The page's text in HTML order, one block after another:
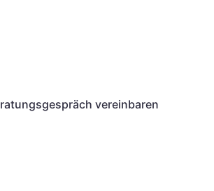
vereinbaren